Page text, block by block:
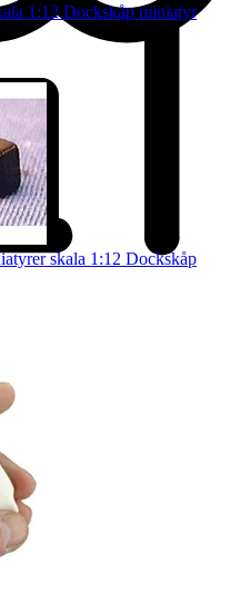
1:12 Dockskåp miniatyr
skala 1:12 Dockskåp